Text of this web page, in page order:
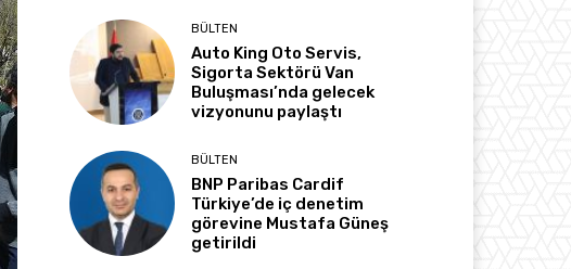
BÜLTEN
Auto King Oto Servis,
Sigorta Sektörü Van
Buluşması’nda gelecek
vizyonunu paylaştı
BÜLTEN
BNP Paribas Cardif
Türkiye’de iç denetim
görevine Mustafa Güneş
getirildi